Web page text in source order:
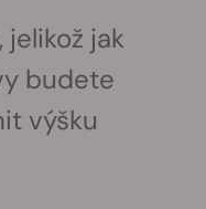
jelikož jak
budete
výšku